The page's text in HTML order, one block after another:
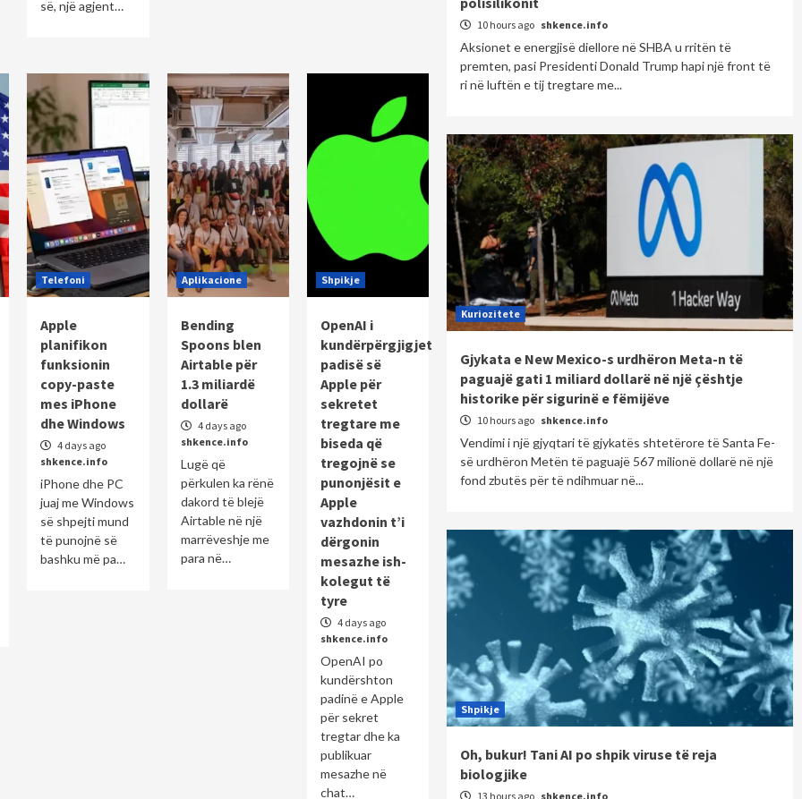
së, një agjent…
Telefoni
Apple
planifikon
funksionin
copy-paste
mes iPhone
dhe Windows
4 days ago
shkence.info
iPhone dhe PC
juaj me Windows
së shpejti mund
të punojnë së
bashku më pa…
Aplikacione
Bending
Spoons blen
Airtable për
1.3 miliardë
dollarë
4 days ago
shkence.info
Lugë që
përkulen ka rënë
dakord të blejë
Airtable në një
marrëveshje me
para në…
Shpikje
OpenAI i
kundërpërgjigjet
padisë së
Apple për
sekretet
tregtare me
biseda që
tregojnë se
punonjësit e
Apple
vazhdonin t’i
dërgonin
mesazhe ish-
kolegut të
tyre
4 days ago
shkence.info
OpenAI po
kundërshton
padinë e Apple
për sekret
tregtar dhe ka
publikuar
mesazhe në
chat…
10 hours ago shkence.info
Aksionet e energjisë diellore në SHBA u rritën të
premten, pasi Presidenti Donald Trump hapi një front të
ri në luftën e tij tregtare me...
Kuriozitete
Gjykata e New Mexico-s urdhëron Meta-n të
paguajë gati 1 miliard dollarë në një çështje
historike për sigurinë e fëmijëve
10 hours ago shkence.info
Vendimi i një gjyqtari të gjykatës shtetërore të Santa Fe-
së urdhëron Metën të paguajë 567 milionë dollarë në një
fond zbutës për të ndihmuar në...
Shpikje
Oh, bukur! Tani AI po shpik viruse të reja
biologjike
13 hours ago shkence.info